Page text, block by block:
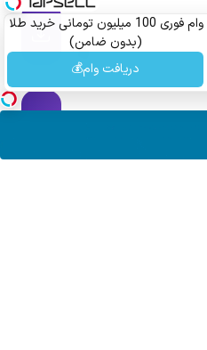
7
وام فوری 100 میلیون تومانی خرید طلا
(بدون ضامن)
دریافت وام💰